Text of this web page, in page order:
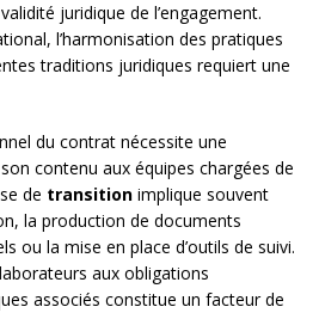
juridique de l’engagement.
l’harmonisation des pratiques
traditions juridiques requiert une
du contrat nécessite une
contenu aux équipes chargées de
de transition implique souvent
la production de documents
ou la mise en place d’outils de suivi.
aux obligations
associés constitue un facteur de